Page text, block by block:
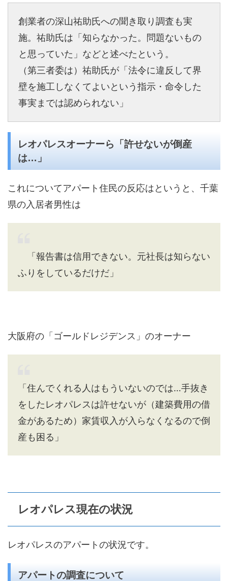
創業者の深山祐助氏への聞き取り調査も実
施。祐助氏は「知らなかった。問題ないもの
と思っていた」などと述べたという。
（第三者委は）祐助氏が「法令に違反して界
壁を施工しなくてよいという指示・命令した
事実までは認められない」
レオパレスオーナーら「許せないが倒産
は…」
これについてアパート住民の反応はというと、千葉
県の入居者男性は
「報告書は信用できない。元社長は知らない
ふりをしているだけだ」
大阪府の「ゴールドレジデンス」のオーナー
「住んでくれる人はもういないのでは…手抜き
をしたレオパレスは許せないが（建築費用の借
金があるため）家賃収入が入らなくなるので倒
産も困る」
レオパレス現在の状況
レオパレスのアパートの状況です。
アパートの調査について